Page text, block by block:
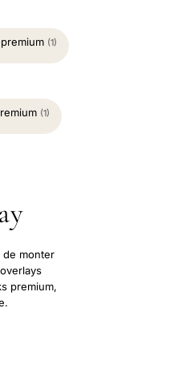
(1)
(1)
de monter
premium,